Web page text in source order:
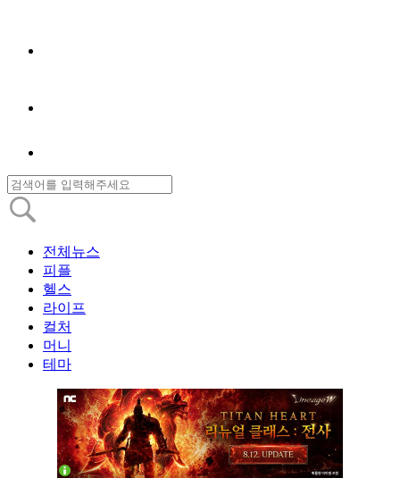
전체뉴스
피플
헬스
라이프
컬처
머니
테마